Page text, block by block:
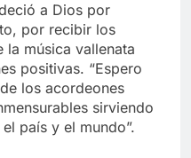
a Dios por
por recibir los
la música vallenata
positivas. “Espero
los acordeones
sirviendo
país y el mundo”.